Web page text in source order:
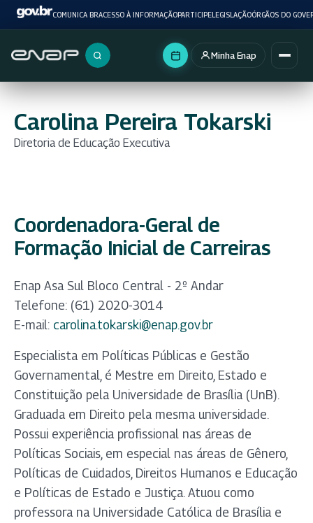
COMUNICA BRACESSO À INFORMAÇÃOPARTICIPELEGISLAÇÃOÓRGÃOS DO
Buscar no portal
Minha Enap
Carolina Pereira Tokarski
Diretoria de Educação Executiva
Coordenadora-Geral de
Formação Inicial de Carreiras
Enap Asa Sul Bloco Central - 2º Andar
Telefone: (61) 2020-3014
E-mail: carolina.tokarski@enap.gov.br
Especialista em Políticas Públicas e Gestão
Governamental, é Mestre em Direito, Estado e
Constituição pela Universidade de Brasília (UnB).
Graduada em Direito pela mesma universidade.
Possui experiência profissional nas áreas de
Políticas Sociais, em especial nas áreas de Gênero,
Políticas de Cuidados, Direitos Humanos e Educação
e Políticas de Estado e Justiça. Atuou como
professora na Universidade Católica de Brasília e